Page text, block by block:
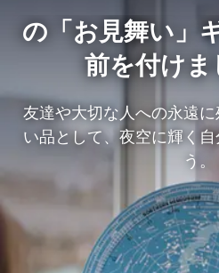
の「お見舞い」
前を付けま
友達や大切な人への永遠
い品として、夜空に輝く
う。